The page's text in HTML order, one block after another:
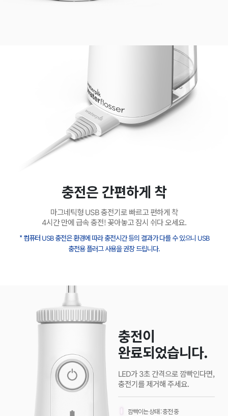
충전은 간편하게 착
마그네틱형 USB 충전기로 빠르고 편하게 착
4시간 만에 급속 충전! 꽂아놓고 잠시 쉬다 오세요.
* 컴퓨터 USB 충전은 환경에 따라 충전시간 등의 결과가 다를 수 있으니 USB
충전용 플러그 사용을 권장 드립니다.
충전이
완료되었습니다.
LED가 3초 간격으로 깜빡인다면,
충전기를 제거해 주세요.
깜빡이는 상태 : 충전 중